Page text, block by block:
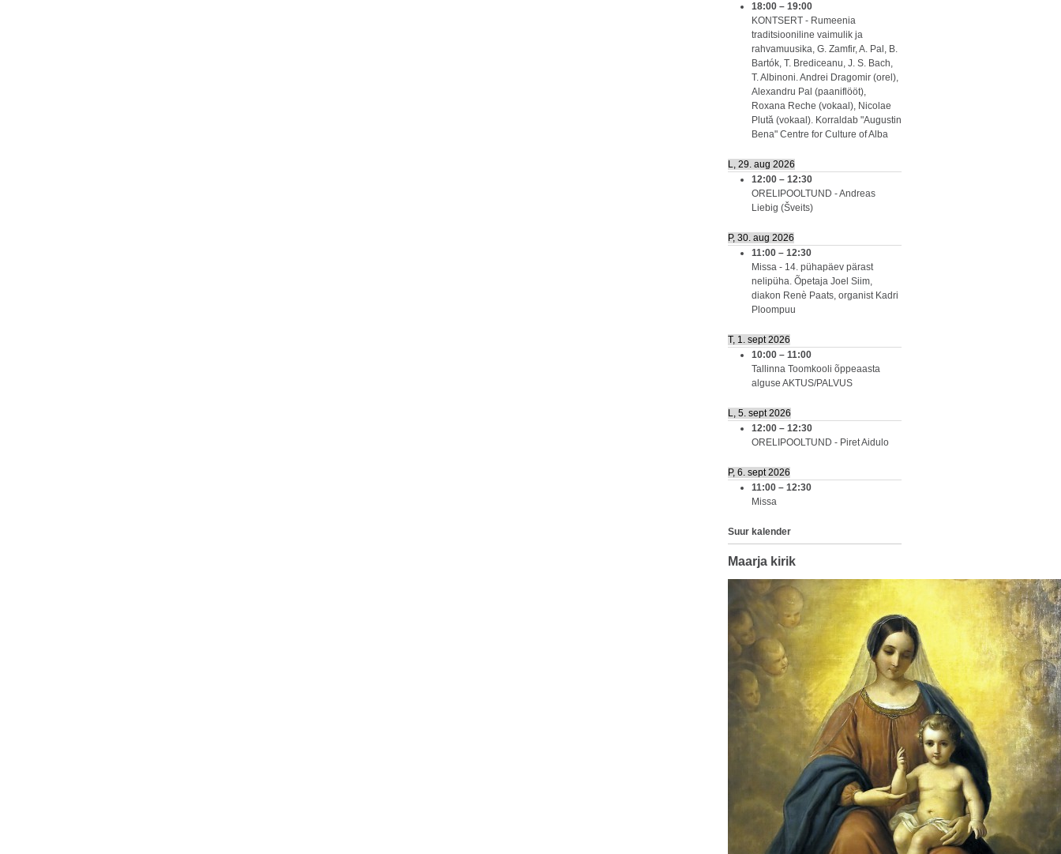
18:00 – 19:00
KONTSERT - Rumeenia
traditsiooniline vaimulik ja
rahvamuusika, G. Zamfir, A. Pal, B.
Bartók, T. Brediceanu, J. S. Bach,
T. Albinoni. Andrei Dragomir (orel),
Alexandru Pal (paaniflööt),
Roxana Reche (vokaal), Nicolae
Plută (vokaal). Korraldab "Augustin
Bena" Centre for Culture of Alba
L, 29. aug 2026
12:00 – 12:30
ORELIPOOLTUND - Andreas
Liebig (Šveits)
P, 30. aug 2026
11:00 – 12:30
Missa - 14. pühapäev pärast
nelipüha. Õpetaja Joel Siim,
diakon Renè Paats, organist Kadri
Ploompuu
T, 1. sept 2026
10:00 – 11:00
Tallinna Toomkooli õppeaasta
alguse AKTUS/PALVUS
L, 5. sept 2026
12:00 – 12:30
ORELIPOOLTUND - Piret Aidulo
P, 6. sept 2026
11:00 – 12:30
Missa
Suur kalender
Maarja kirik